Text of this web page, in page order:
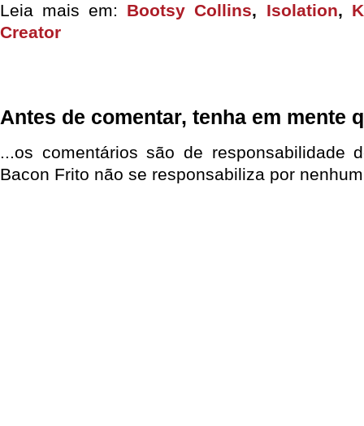
Leia mais em: Bootsy Collins, Isolation,
Creator
Antes de comentar, tenha em mente
...os comentários são de responsabilidade
Bacon Frito não se responsabiliza por